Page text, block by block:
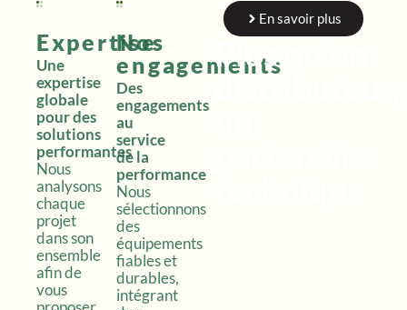
Expertise
Une
expertise
globale
pour des
solutions
performantes
Nous
analysons
chaque
projet
dans son
ensemble
afin de
vous
Nos
engagements
Des
engagements
au
service
de la
performance
Nous
sélectionnons
des
équipements
fiables et
durables,
intégrant
En savoir plus
Plus qu’un
distributeur,